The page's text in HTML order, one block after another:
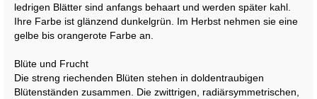
ledrigen Blätter sind anfangs behaart und werden später kahl.
Ihre Farbe ist glänzend dunkelgrün. Im Herbst nehmen sie eine
gelbe bis orangerote Farbe an.
Blüte und Frucht
Die streng riechenden Blüten stehen in doldentraubigen
Blütenständen zusammen. Die zwittrigen, radiärsymmetrischen,